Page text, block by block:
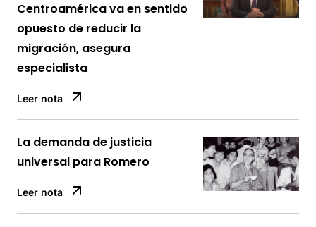
Centroamérica va en sentido
opuesto de reducir la
migración, asegura
especialista
Leer nota
La demanda de justicia
universal para Romero
Leer nota